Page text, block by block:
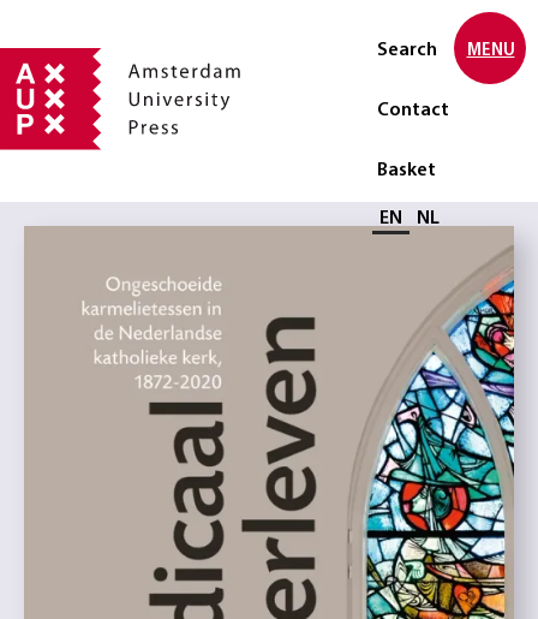
Search
Contact
Basket
Select language
EN NL
MENU